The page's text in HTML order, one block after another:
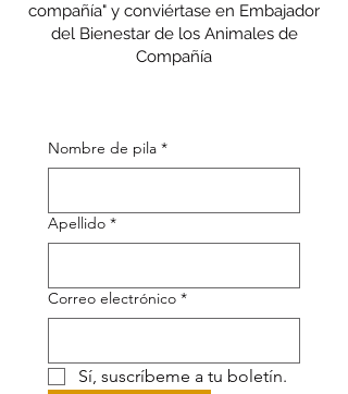
compañía" y conviértase en Embajador
del Bienestar de los Animales de
Compañía
Nombre de pila *
Apellido *
Correo electrónico *
Sí, suscríbeme a tu boletín.